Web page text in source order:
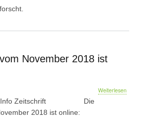
November 2018 ist
Weiterlesenüber
Die
2018 ist online: